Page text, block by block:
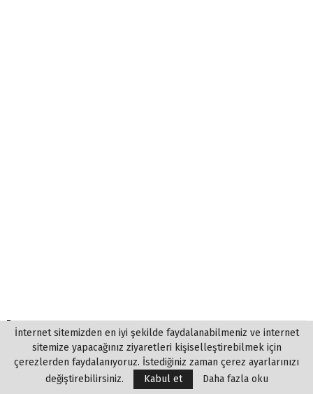
EN ÇOK OKUNANLAR
İnternet sitemizden en iyi şekilde faydalanabilmeniz ve internet
sitemize yapacağınız ziyaretleri kişiselleştirebilmek için
çerezlerden faydalanıyoruz. İstediğiniz zaman çerez ayarlarınızı
değiştirebilirsiniz.
Kabul et Daha fazla oku